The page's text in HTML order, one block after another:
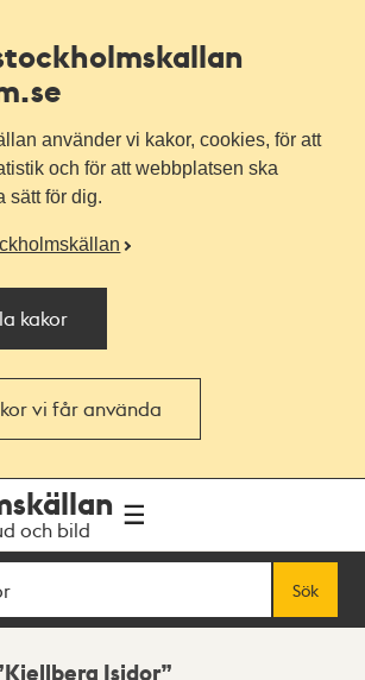
använder vi kakor, cookies, för att
och för att webbplatsen ska
sätt för dig.
kakor
vi får använda
och bild
Sök
Kjellberg Isidor